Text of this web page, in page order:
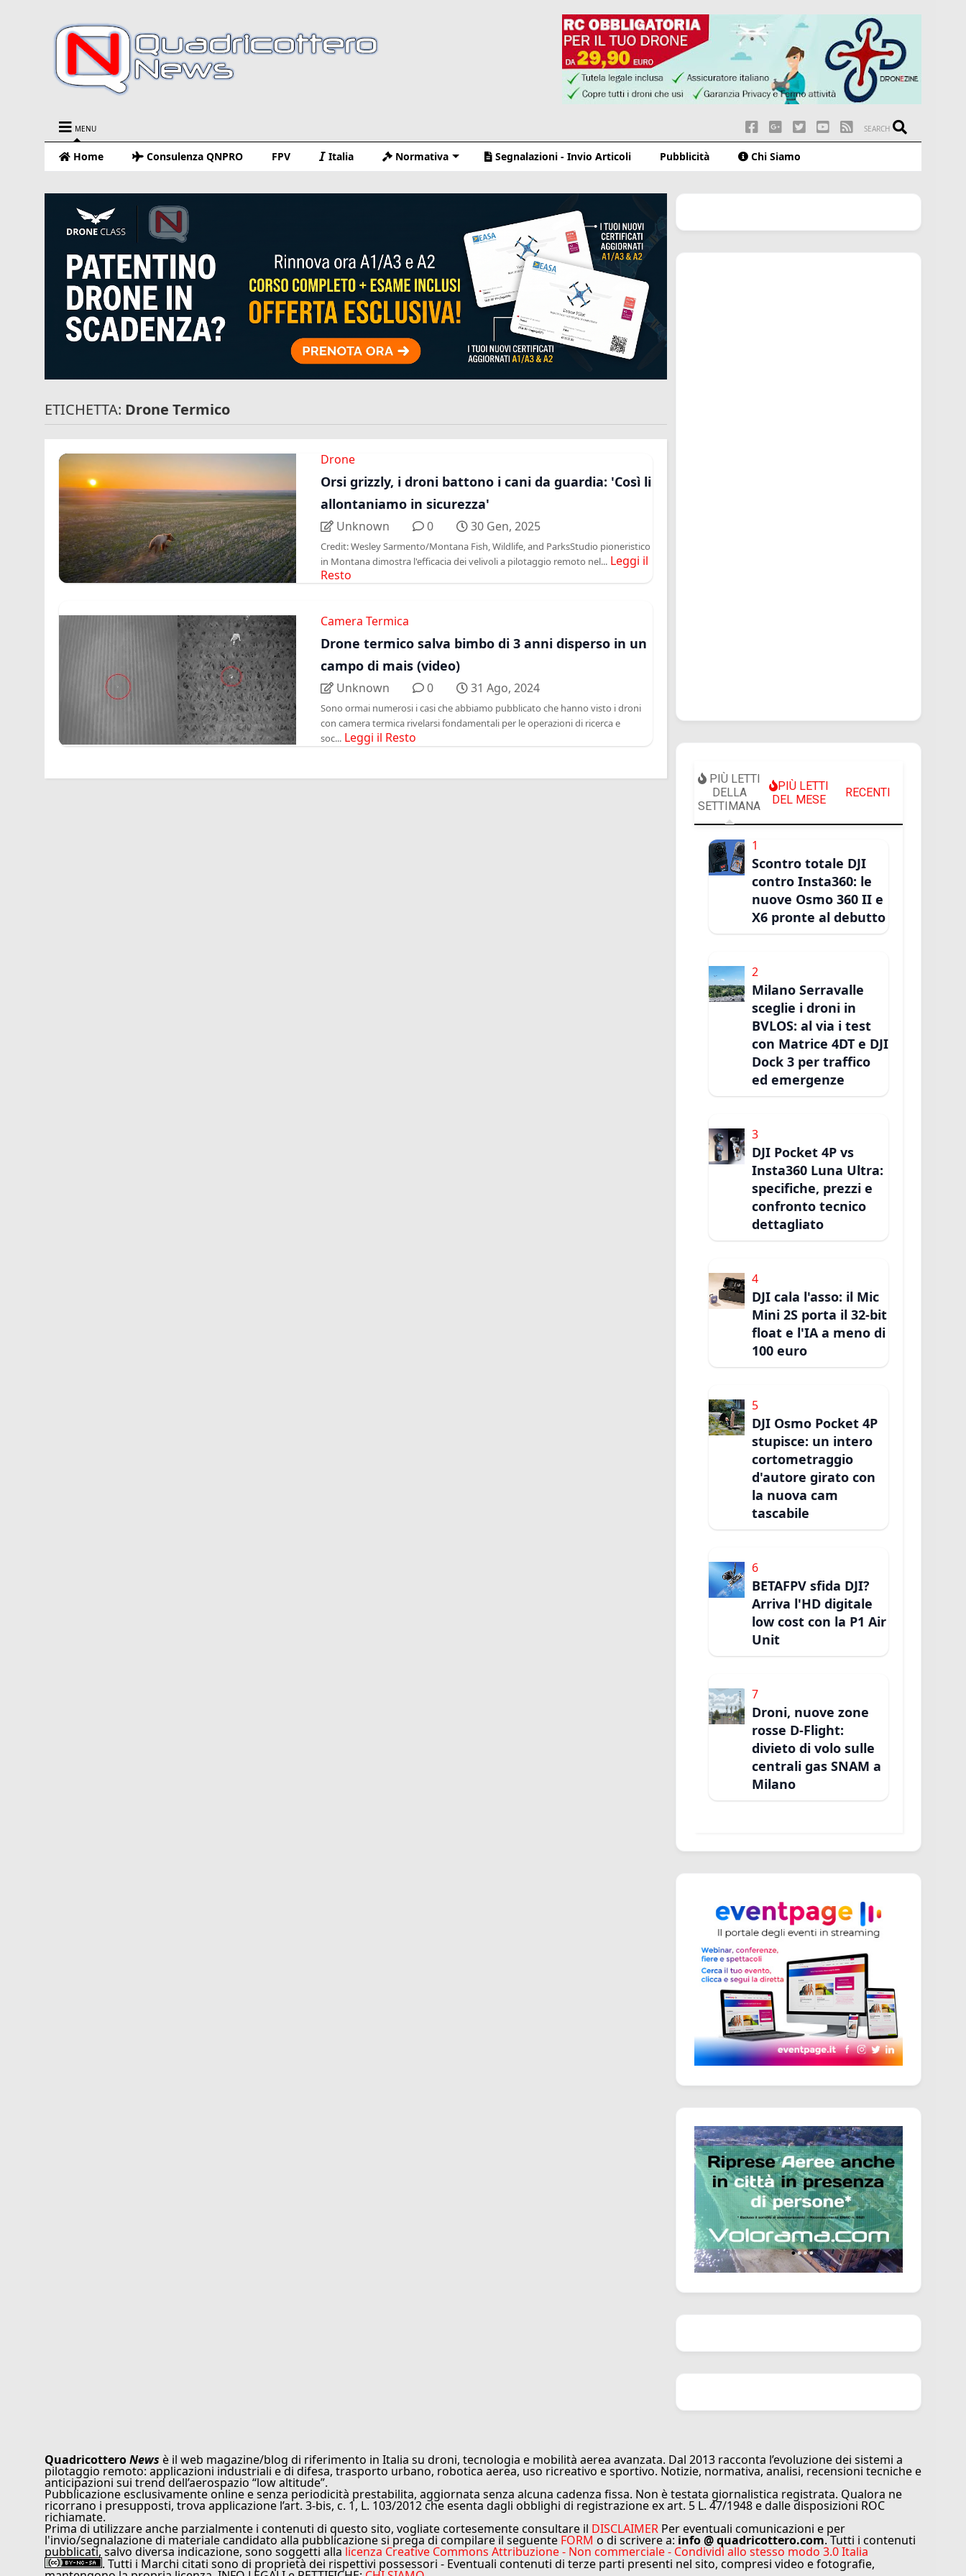
MENU SEARCH
Home Consulenza QNPRO FPV Italia Normativa Segnalazioni - Invio Articoli Pubblicità Chi Siamo
ETICHETTA: Drone Termico
Drone
Orsi grizzly, i droni battono i cani da guardia: 'Così li
allontaniamo in sicurezza'
Unknown 0 30 Gen, 2025
Credit: Wesley Sarmento/Montana Fish, Wildlife, and ParksStudio pioneristico
in Montana dimostra l'efficacia dei velivoli a pilotaggio remoto nel... Leggi il
Resto
Camera Termica
Drone termico salva bimbo di 3 anni disperso in un
campo di mais (video)
Unknown 0 31 Ago, 2024
Sono ormai numerosi i casi che abbiamo pubblicato che hanno visto i droni
con camera termica rivelarsi fondamentali per le operazioni di ricerca e
soc... Leggi il Resto
PIÙ LETTI
DELLA
SETTIMANA
PIÙ LETTI
DEL MESE
RECENTI
1
Scontro totale DJI
contro Insta360: le
nuove Osmo 360 II e
X6 pronte al debutto
2
Milano Serravalle
sceglie i droni in
BVLOS: al via i test
con Matrice 4DT e DJI
Dock 3 per traffico
ed emergenze
3
DJI Pocket 4P vs
Insta360 Luna Ultra:
specifiche, prezzi e
confronto tecnico
dettagliato
4
DJI cala l'asso: il Mic
Mini 2S porta il 32-bit
float e l'IA a meno di
100 euro
5
DJI Osmo Pocket 4P
stupisce: un intero
cortometraggio
d'autore girato con
la nuova cam
tascabile
6
BETAFPV sfida DJI?
Arriva l'HD digitale
low cost con la P1 Air
Unit
7
Droni, nuove zone
rosse D-Flight:
divieto di volo sulle
centrali gas SNAM a
Milano
QuadricotteroNews è il web magazine/blog di riferimento in Italia su droni, tecnologia e mobilità aerea avanzata. Dal 2013 racconta l’evoluzione dei sistemi a
pilotaggio remoto: applicazioni industriali e di difesa, trasporto urbano, robotica aerea, uso ricreativo e sportivo. Notizie, normativa, analisi, recensioni tecniche e
anticipazioni sui trend dell’aerospazio “low altitude”.
Pubblicazione esclusivamente online e senza periodicità prestabilita, aggiornata senza alcuna cadenza fissa. Non è testata giornalistica registrata. Qualora ne
ricorrano i presupposti, trova applicazione l’art. 3-bis, c. 1, L. 103/2012 che esenta dagli obblighi di registrazione ex art. 5 L. 47/1948 e dalle disposizioni ROC
richiamate.
Prima di utilizzare anche parzialmente i contenuti di questo sito, vogliate cortesemente consultare il DISCLAIMER Per eventuali comunicazioni e per
l'invio/segnalazione di materiale candidato alla pubblicazione si prega di compilare il seguente FORM o di scrivere a: info @ quadricottero.com. Tutti i contenuti
pubblicati, salvo diversa indicazione, sono soggetti alla licenza Creative Commons Attribuzione - Non commerciale - Condividi allo stesso modo 3.0 Italia
. Tutti i Marchi citati sono di proprietà dei rispettivi possessori - Eventuali contenuti di terze parti presenti nel sito, compresi video e fotografie,